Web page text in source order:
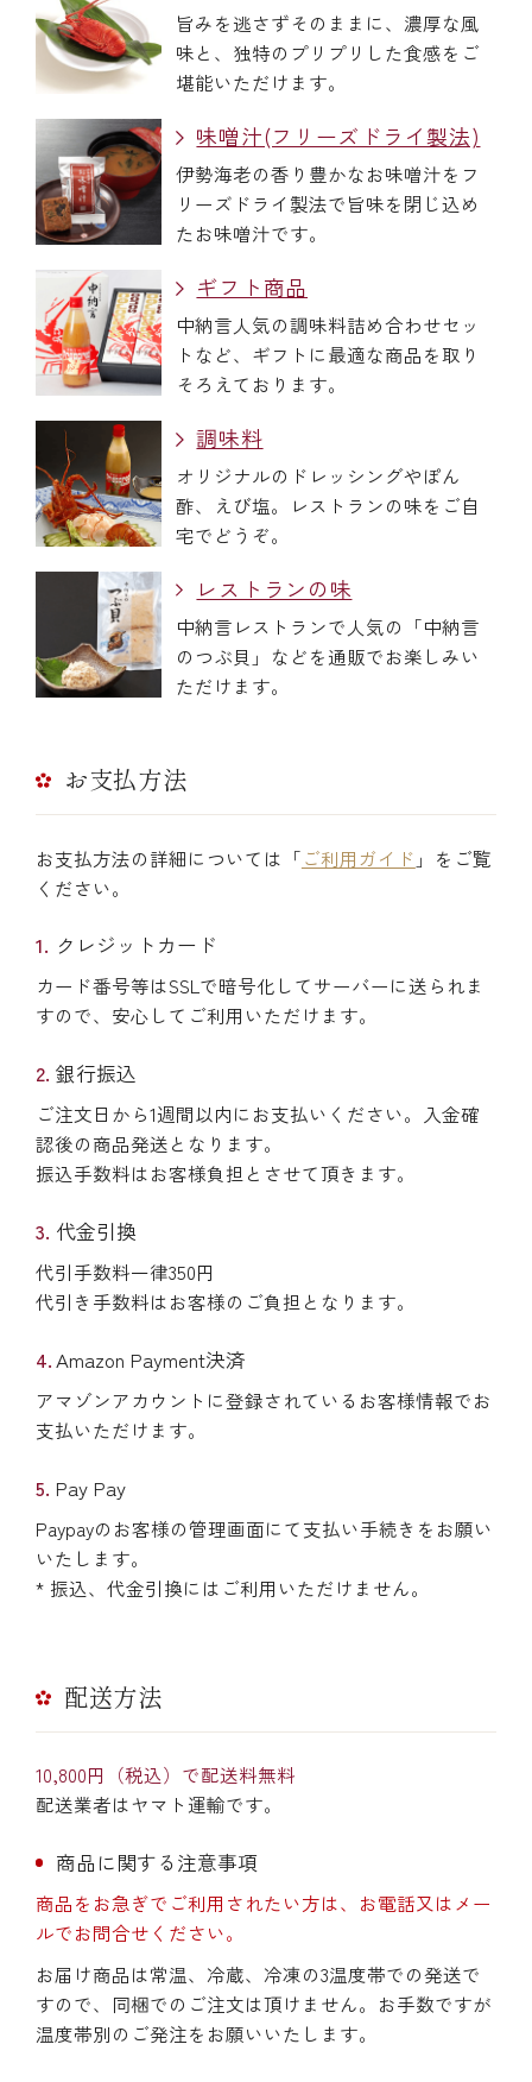
旨みを逃さずそのままに、濃厚な風
味と、独特のプリプリした食感をご
堪能いただけます。
味噌汁(フリーズドライ製法)
伊勢海老の香り豊かなお味噌汁をフ
リーズドライ製法で旨味を閉じ込め
たお味噌汁です。
ギフト商品
中納言人気の調味料詰め合わせセッ
トなど、ギフトに最適な商品を取り
そろえております。
調味料
オリジナルのドレッシングやぽん
酢、えび塩。レストランの味をご自
宅でどうぞ。
レストランの味
中納言レストランで人気の「中納言
のつぶ貝」などを通販でお楽しみい
ただけます。
お支払方法
お支払方法の詳細については「ご利用ガイド 」をご覧
ください。
クレジットカード
カード番号等はSSLで暗号化してサーバーに送られま
すので、安心してご利用いただけます。
銀行振込
ご注文日から1週間以内にお支払いください。入金確
認後の商品発送となります。
振込手数料はお客様負担とさせて頂きます。
代金引換
代引手数料一律350円
代引き手数料はお客様のご負担となります。
Amazon Payment決済
アマゾンアカウントに登録されているお客様情報でお
支払いただけます。
Pay Pay
Paypayのお客様の管理画面にて支払い手続きをお願い
いたします。
* 振込、代金引換にはご利用いただけません。
配送方法
10,800円（税込）で配送料無料
配送業者はヤマト運輸です。
商品に関する注意事項
商品をお急ぎでご利用されたい方は、お電話又はメー
ルでお問合せください。
お届け商品は常温、冷蔵、冷凍の3温度帯での発送で
すので、同梱でのご注文は頂けません。お手数ですが
温度帯別のご発注をお願いいたします。